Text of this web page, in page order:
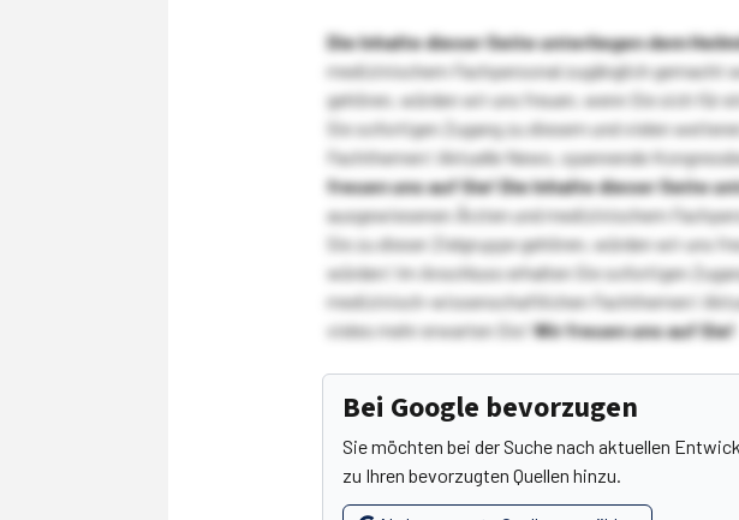
Die Inhalte dieser Seite unterliegen dem
medizinischem Fachpersonal zugänglich gemacht
gehören, würden wir uns freuen, wenn Sie sich für
Sie sofortigen Zugang zu diesem und vielen
Fachthemen! Aktuelle News, spannende
freuen uns auf Sie!Die Inhalte dieser Seite
ausgewiesenen Ärzten und medizinischem
Sie zu dieser Zielgruppe gehören, würden wir uns
würden! Im Anschluss erhalten Sie sofortigen
medizinisch-wissenschaftlichen Fachthemen!
vieles mehr erwarten Sie!Wir freuen uns auf Sie!
Bei Google bevorzugen
Sie möchten bei der Suche nach aktuellen
zu Ihren bevorzugten Quellen hinzu.